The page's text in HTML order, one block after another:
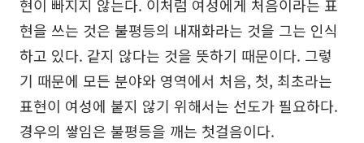
현이 빠지지 않는다. 이처럼 여성에게 처음이라는 표
현을 쓰는 것은 불평등의 내재화라는 것을 그는 인식
하고 있다. 같지 않다는 것을 뜻하기 때문이다. 그렇
기 때문에 모든 분야와 영역에서 처음, 첫, 최초라는
표현이 여성에 붙지 않기 위해서는 선도가 필요하다.
경우의 쌓임은 불평등을 깨는 첫걸음이다.